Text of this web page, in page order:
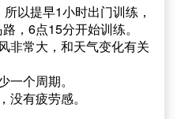
以提早1小时出门训练，
，6点15分开始训练。
非常大，和天气变化有关
一个周期。
没有疲劳感。